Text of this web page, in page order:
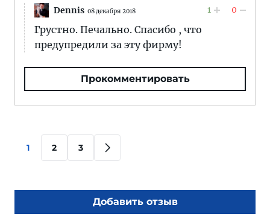
Dennis 08 декабря 2018 1 0
Грустно. Печально. Спасибо , что
предупредили за эту фирму!
Прокомментировать
1 2 3
Добавить отзыв